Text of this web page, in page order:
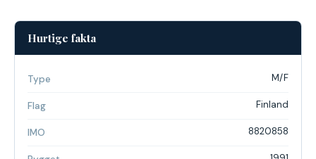
Hurtige fakta
Type M/F
Flag Finland
IMO 8820858